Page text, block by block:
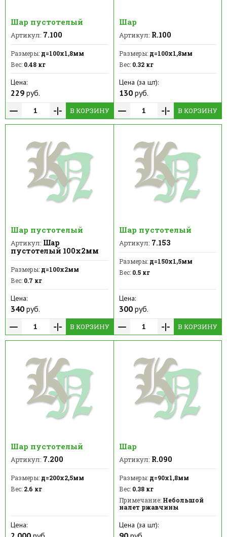
Шар пустотелый
Артикул: 7.100
Размеры: д=100х1,8мм
Вес: 0.48 кг
Цена:
229 руб.
В КОРЗИНУ
Шар
Артикул: R.100
Размеры:д=100х1,8мм
Вес:0.32 кг
Цена (за шт):
130руб.
В КОРЗИНУ
Шар пустотелый
Артикул: Шар
пустотелый 100х2мм
Размеры: д=100х2мм
Вес: 0.7 кг
Цена:
340 руб.
В КОРЗИНУ
Шар пустотелый
Артикул: 7.153
Размеры:д=150х1,5мм
Вес:0.5 кг
Цена:
300руб.
В КОРЗИНУ
Шар пустотелый
Артикул: 7.200
Размеры: д=200х2,5мм
Вес: 2.6 кг
Цена:
Шар
Артикул: R.090
Размеры:д=90х1,8мм
Вес:0.38 кг
Примечание:Небольшой
налет ржавчины
Цена (за шт):